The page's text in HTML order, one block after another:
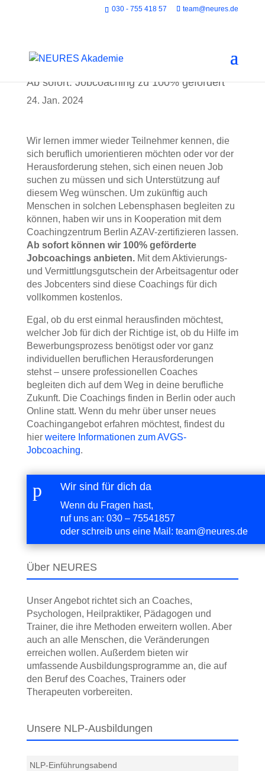
030 - 755 418 57 team@neures.de
Ab sofort: Jobcoaching zu 100% gefördert
24. Jan. 2024
Wir lernen immer wieder Teilnehmer kennen, die
sich beruflich umorientieren möchten oder vor der
Herausforderung stehen, sich einen neuen Job
suchen zu müssen und sich Unterstützung auf
diesem Weg wünschen. Um zukünftig auch
Menschen in solchen Lebensphasen begleiten zu
können, haben wir uns in Kooperation mit dem
Coachingzentrum Berlin AZAV-zertifizieren lassen.
Ab sofort können wir 100% geförderte
Jobcoachings anbieten.Mit dem Aktivierungs-
und Vermittlungsgutschein der Arbeitsagentur oder
des Jobcenters sind diese Coachings für dich
vollkommen kostenlos.
Egal, ob du erst einmal herausfinden möchtest,
welcher Job für dich der Richtige ist, ob du Hilfe im
Bewerbungsprozess benötigst oder vor ganz
individuellen beruflichen Herausforderungen
stehst – unsere professionellen Coaches
begleiten dich auf dem Weg in deine berufliche
Zukunft. Die Coachings finden in Berlin oder auch
Online statt. Wenn du mehr über unser neues
Coachingangebot erfahren möchtest, findest du
hier weitere Informationen zum AVGS-
Jobcoaching.
p Wir sind für dich da
Wenn du Fragen hast,
ruf uns an: 030 – 75541857
oder schreib uns eine Mail: team@neures.de
Über NEURES
Unser Angebot richtet sich an Coaches,
Psychologen, Heilpraktiker, Pädagogen und
Trainer, die ihre Methoden erweitern wollen. Aber
auch an alle Menschen, die Veränderungen
erreichen wollen. Außerdem bieten wir
umfassende Ausbildungs­programme an, die auf
den Beruf des Coaches, Trainers oder
Therapeuten vorbereiten.
Unsere NLP-Ausbildungen
NLP-Einführungsabend